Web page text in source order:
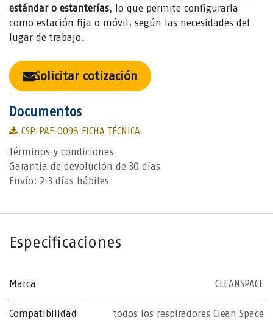
estándar o estanterías, lo que permite configurarla
como estación fija o móvil, según las necesidades del
lugar de trabajo.
Solicitar cotización
Documentos
CSP-PAF-0098 FICHA TÉCNICA
Términos y condiciones
Garantía de devolución de 30 días
Envío: 2-3 días hábiles
Especificaciones
Marca CLEANSPACE
Compatibilidad todos los respiradores Clean Space